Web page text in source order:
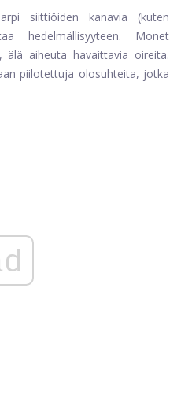
siittiöiden kanavia (kuten
hedelmällisyyteen. Monet
, älä aiheuta havaittavia oireita.
piilotettuja olosuhteita, jotka